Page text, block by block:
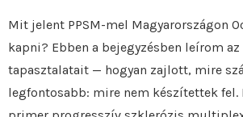
Mit jelent PPSM-mel Magyarországon
kapni? Ebben a bejegyzésben leírom
tapasztalatait — hogyan zajlott, mire
legfontosabb: mire nem készítettek fel.